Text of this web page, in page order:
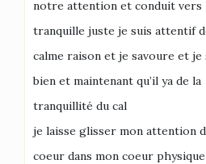
notre attention et conduit vers
tranquille juste je suis attentif
calme raison et je savoure et je
bien et maintenant qu’il ya de la
tranquillité du cal
je laisse glisser mon attention
coeur dans mon coeur physique